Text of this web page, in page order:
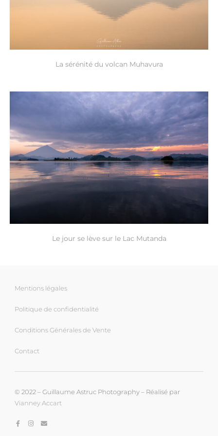
La sérénité du volcan Muhavura
Le jour se lève sur le Lac Mutanda
Mentions légales
Politique de confidentialité
Conditions Générales de Vente
Contact
© 2022 – Guillaume Astruc Photography – Réalisé par
Vianney Accart